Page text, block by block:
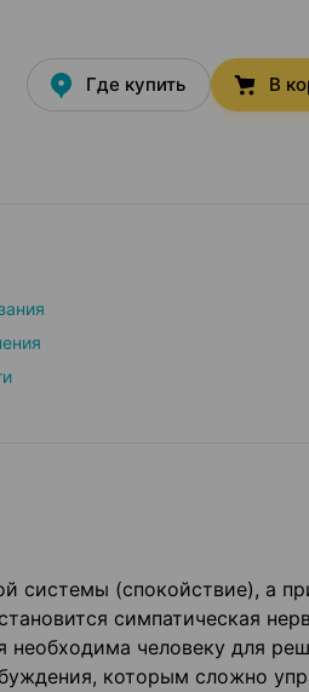
Где купить В
системы (спокойствие), а
симпатическая
необходима человеку для
которым сложно